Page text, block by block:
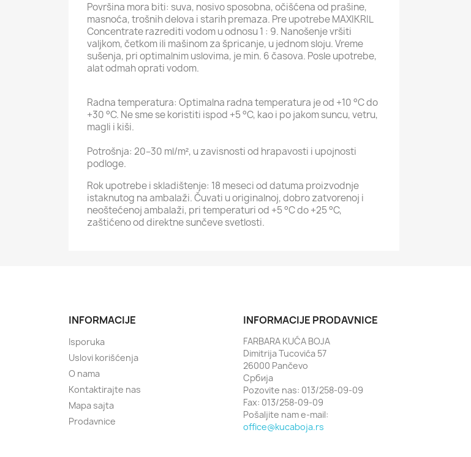
Površina mora biti: suva, nosivo sposobna, očišćena od prašine,
masnoća, trošnih delova i starih premaza. Pre upotrebe MAXIKRIL
Concentrate razrediti vodom u odnosu 1 : 9. Nanošenje vršiti
valjkom, četkom ili mašinom za špricanje, u jednom sloju. Vreme
sušenja, pri optimalnim uslovima, je min. 6 časova. Posle upotrebe,
alat odmah oprati vodom.
Radna temperatura: Optimalna radna temperatura je od +10 °C do
+30 °C. Ne sme se koristiti ispod +5 °C, kao i po jakom suncu, vetru,
magli i kiši.
Potrošnja: 20–30 ml/m², u zavisnosti od hrapavosti i upojnosti
podloge.
Rok upotrebe i skladištenje: 18 meseci od datuma proizvodnje
istaknutog na ambalaži. Čuvati u originalnoj, dobro zatvorenoj i
neoštećenoj ambalaži, pri temperaturi od +5 °C do +25 °C,
zaštićeno od direktne sunčeve svetlosti.
INFORMACIJE
Isporuka
Uslovi korišćenja
O nama
Kontaktirajte nas
Mapa sajta
Prodavnice
INFORMACIJE PRODAVNICE
FARBARA KUĆA BOJA
Dimitrija Tucovića 57
26000 Pančevo
Србија
Pozovite nas: 013/258-09-09
Fax: 013/258-09-09
Pošaljite nam e-mail:
office@kucaboja.rs